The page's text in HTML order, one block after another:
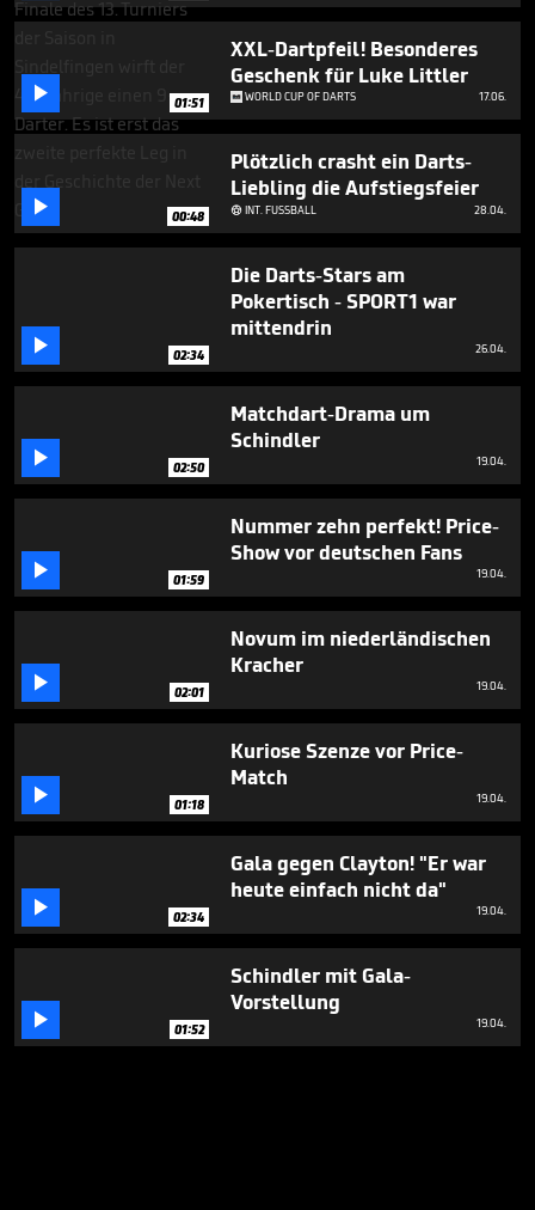
 01:51
XXL-Dartpfeil! Besonderes
Geschenk für Luke Littler
WORLD CUP OF DARTS 17.06.
 00:48
Plötzlich crasht ein Darts-
Liebling die Aufstiegsfeier
INT. FUSSBALL 28.04.
 02:34
Die Darts-Stars am
Pokertisch - SPORT1 war
mittendrin
26.04.
 02:50
Matchdart-Drama um
Schindler
19.04.
 01:59
Nummer zehn perfekt! Price-
Show vor deutschen Fans
19.04.
 02:01
Novum im niederländischen
Kracher
19.04.
 01:18
Kuriose Szenze vor Price-
Match
19.04.
 02:34
Gala gegen Clayton! "Er war
heute einfach nicht da"
19.04.
 01:52
Schindler mit Gala-
Vorstellung
19.04.